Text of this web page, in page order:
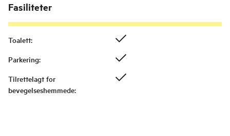
Fasiliteter
Toalett:
Parkering:
Tilrettelagt for
bevegelseshemmede: